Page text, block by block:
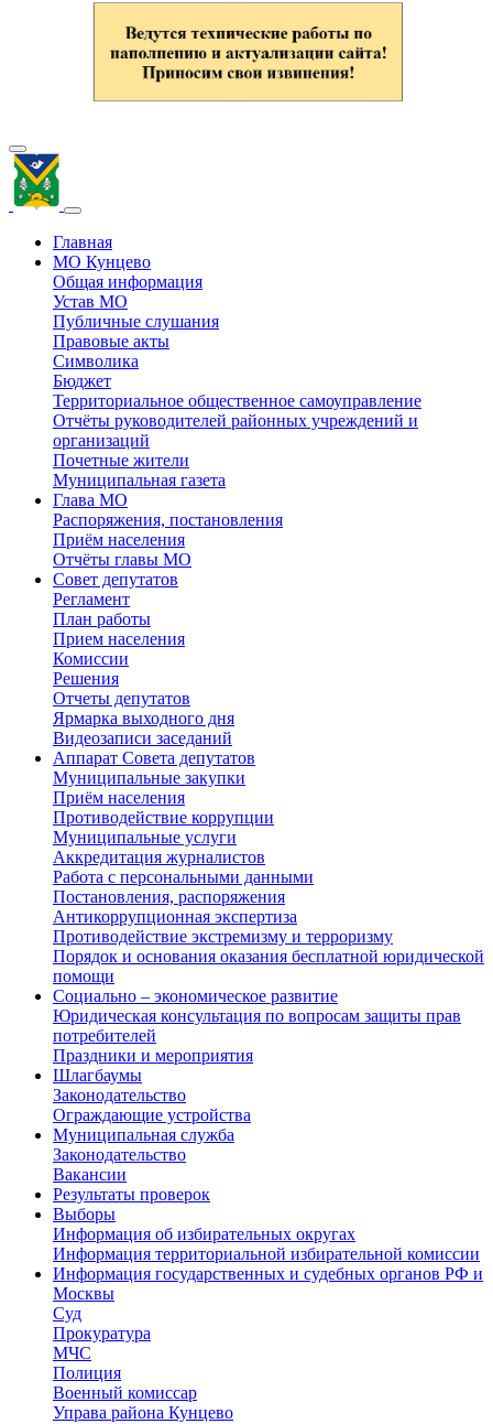
Главная
МО Кунцево
Общая информация
Устав МО
Публичные слушания
Правовые акты
Символика
Бюджет
Территориальное общественное самоуправление
Отчёты руководителей районных учреждений и
организаций
Почетные жители
Муниципальная газета
Глава МО
Распоряжения, постановления
Приём населения
Отчёты главы МО
Совет депутатов
Регламент
План работы
Прием населения
Комиссии
Решения
Отчеты депутатов
Ярмарка выходного дня
Видеозаписи заседаний
Аппарат Совета депутатов
Муниципальные закупки
Приём населения
Противодействие коррупции
Муниципальные услуги
Аккредитация журналистов
Работа с персональными данными
Постановления, распоряжения
Антикоррупционная экспертиза
Противодействие экстремизму и терроризму
Порядок и основания оказания бесплатной юридической
помощи
Социально – экономическое развитие
Юридическая консультация по вопросам защиты прав
потребителей
Праздники и мероприятия
Шлагбаумы
Законодательство
Ограждающие устройства
Муниципальная служба
Законодательство
Вакансии
Результаты проверок
Выборы
Информация об избирательных округах
Информация территориальной избирательной комиссии
Информация государственных и судебных органов РФ и
Москвы
Суд
Прокуратура
МЧС
Полиция
Военный комиссар
Управа района Кунцево